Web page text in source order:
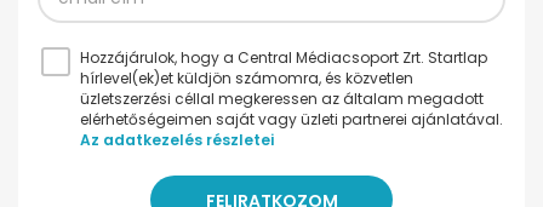
Hozzájárulok, hogy a Central Médiacsoport Zrt. Startlap
hírlevel(ek)et küldjön számomra, és közvetlen
üzletszerzési céllal megkeressen az általam megadott
elérhetőségeimen saját vagy üzleti partnerei ajánlatával.
Az adatkezelés részletei